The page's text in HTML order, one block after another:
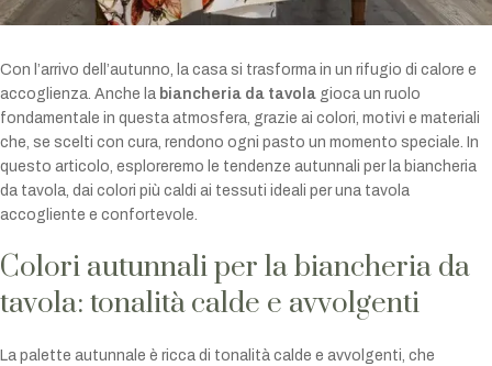
Con l’arrivo dell’autunno, la casa si trasforma in un rifugio di calore e
accoglienza. Anche la biancheria da tavola gioca un ruolo
fondamentale in questa atmosfera, grazie ai colori, motivi e materiali
che, se scelti con cura, rendono ogni pasto un momento speciale. In
questo articolo, esploreremo le tendenze autunnali per la biancheria
da tavola, dai colori più caldi ai tessuti ideali per una tavola
accogliente e confortevole.
Colori autunnali per la biancheria da
tavola: tonalità calde e avvolgenti
La palette autunnale è ricca di tonalità calde e avvolgenti, che